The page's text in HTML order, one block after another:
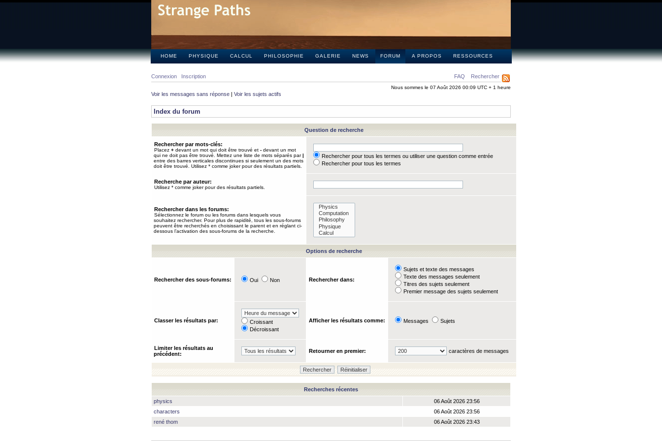
HOME PHYSIQUE CALCUL PHILOSOPHIE GALERIE NEWS FORUM A PROPOS RESSOURCES
FAQ Rechercher
Connexion Inscription
Nous sommes le 07 Août 2026 00:09 UTC + 1 heure
Voir les messages sans réponse | Voir les sujets actifs
Index du forum
Question de recherche
Rechercher par mots-clés:
Placez + devant un mot qui doit être trouvé et - devant un mot
qui ne doit pas être trouvé. Mettez une liste de mots séparés par|
entre des barres verticales discontinues si seulement un des mots
doit être trouvé. Utilisez * comme joker pour des résultats partiels.
Rechercher pour tous les termes ou utiliser une question comme entrée
Rechercher pour tous les termes
Recherche par auteur:
Utilisez * comme joker pour des résultats partiels.
Rechercher dans les forums:
Sélectionnez le forum ou les forums dans lesquels vous
souhaitez rechercher. Pour plus de rapidité, tous les sous-forums
peuvent être recherchés en choisissant le parent et en réglant ci-
dessous l’activation des sous-forums de la recherche.
Options de recherche
Rechercher des sous-forums: Oui Non Rechercher dans:
Sujets et texte des messages
Texte des messages seulement
Titres des sujets seulement
Premier message des sujets seulement
Classer les résultats par:
Croissant
Décroissant
Afficher les résultats comme: Messages Sujets
Limiter les résultats au
précédent:
Retourner en premier: caractères de messages
Recherches récentes
physics
06 Août 2026 23:56
characters
06 Août 2026 23:56
rené thom
06 Août 2026 23:43